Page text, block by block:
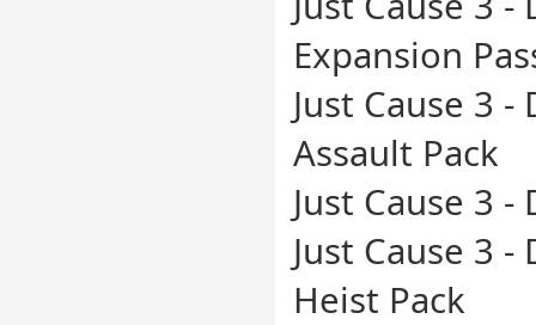
Expansion
Just Cause 3 -
Assault Pack
Just Cause 3 -
Just Cause 3 -
Heist Pack